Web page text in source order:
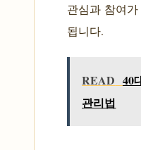
관심과 참여
됩니다.
READ 40
관리법